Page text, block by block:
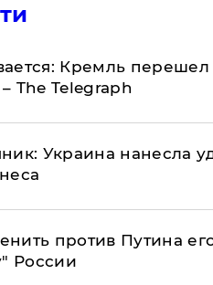
Кремль перешел
The Telegraph
Украина нанесла
против Путина
России